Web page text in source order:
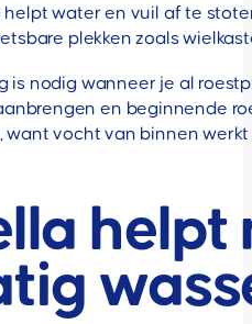
water en vuil af te
plekken zoals
is nodig wanneer je al
en beginnende
vocht van binnen